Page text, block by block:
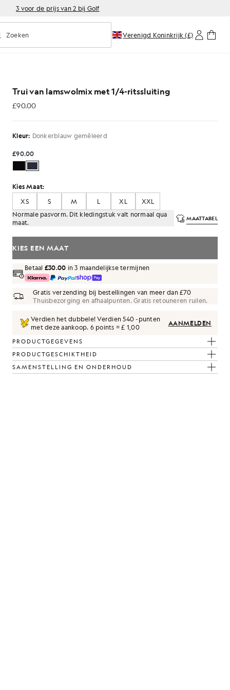
3 voor de prijs van 2 bij Golf
zoeken in- of uitschakelen
Zoeken Verenigd Koninkrijk (£)
gemêleerd
Trui van lamswolmix met 1/4-ritssluiting
£90.00
£90.00
Kleur: Donkerblauw gemêleerd
£90.00
Kies Maat:
XS
S M L XL
XXL
Normale pasvorm. Dit kledingstuk valt normaal qua
maat.
MAATTABEL
KIES EEN MAAT
Betaal £30.00 in 3 maandelijkse termijnen
Gratis verzending bij bestellingen van meer dan £70
Thuisbezorging en afhaalpunten. Gratis retouneren ruilen.
Verdien het dubbele! Verdien540-punten
met deze aankoop. 6 points = £ 1,00 AANMELDEN
PRODUCTGEGEVENS
PRODUCTGESCHIKTHEID
SAMENSTELLING EN ONDERHOUD